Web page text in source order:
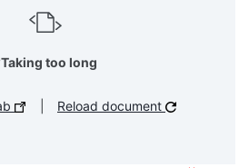
Taking too long?